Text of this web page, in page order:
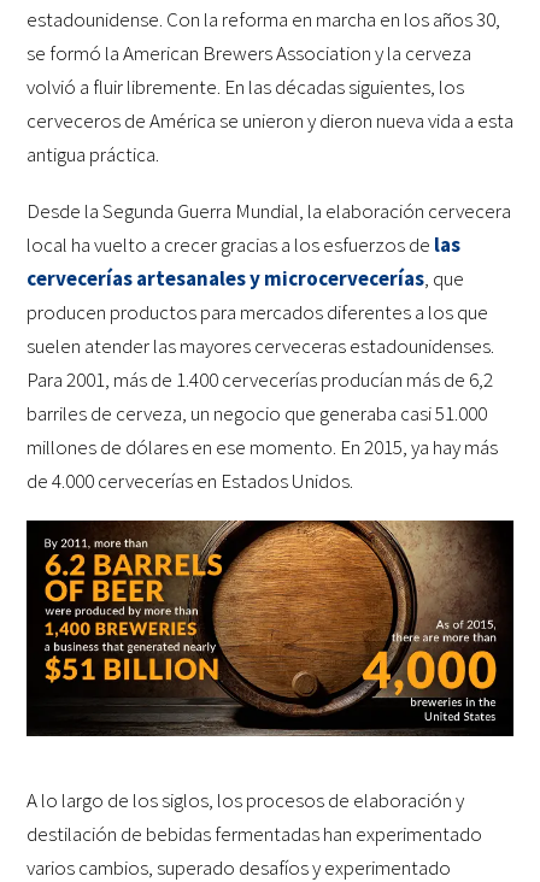
estadounidense. Con la reforma en marcha en los años 30,
se formó la American Brewers Association y la cerveza
volvió a fluir libremente. En las décadas siguientes, los
cerveceros de América se unieron y dieron nueva vida a esta
antigua práctica.
Desde la Segunda Guerra Mundial, la elaboración cervecera
local ha vuelto a crecer gracias a los esfuerzos de las
cervecerías artesanales y microcervecerías, que
producen productos para mercados diferentes a los que
suelen atender las mayores cerveceras estadounidenses.
Para 2001, más de 1.400 cervecerías producían más de 6,2
barriles de cerveza, un negocio que generaba casi 51.000
millones de dólares en ese momento. En 2015, ya hay más
de 4.000 cervecerías en Estados Unidos.
A lo largo de los siglos, los procesos de elaboración y
destilación de bebidas fermentadas han experimentado
varios cambios, superado desafíos y experimentado